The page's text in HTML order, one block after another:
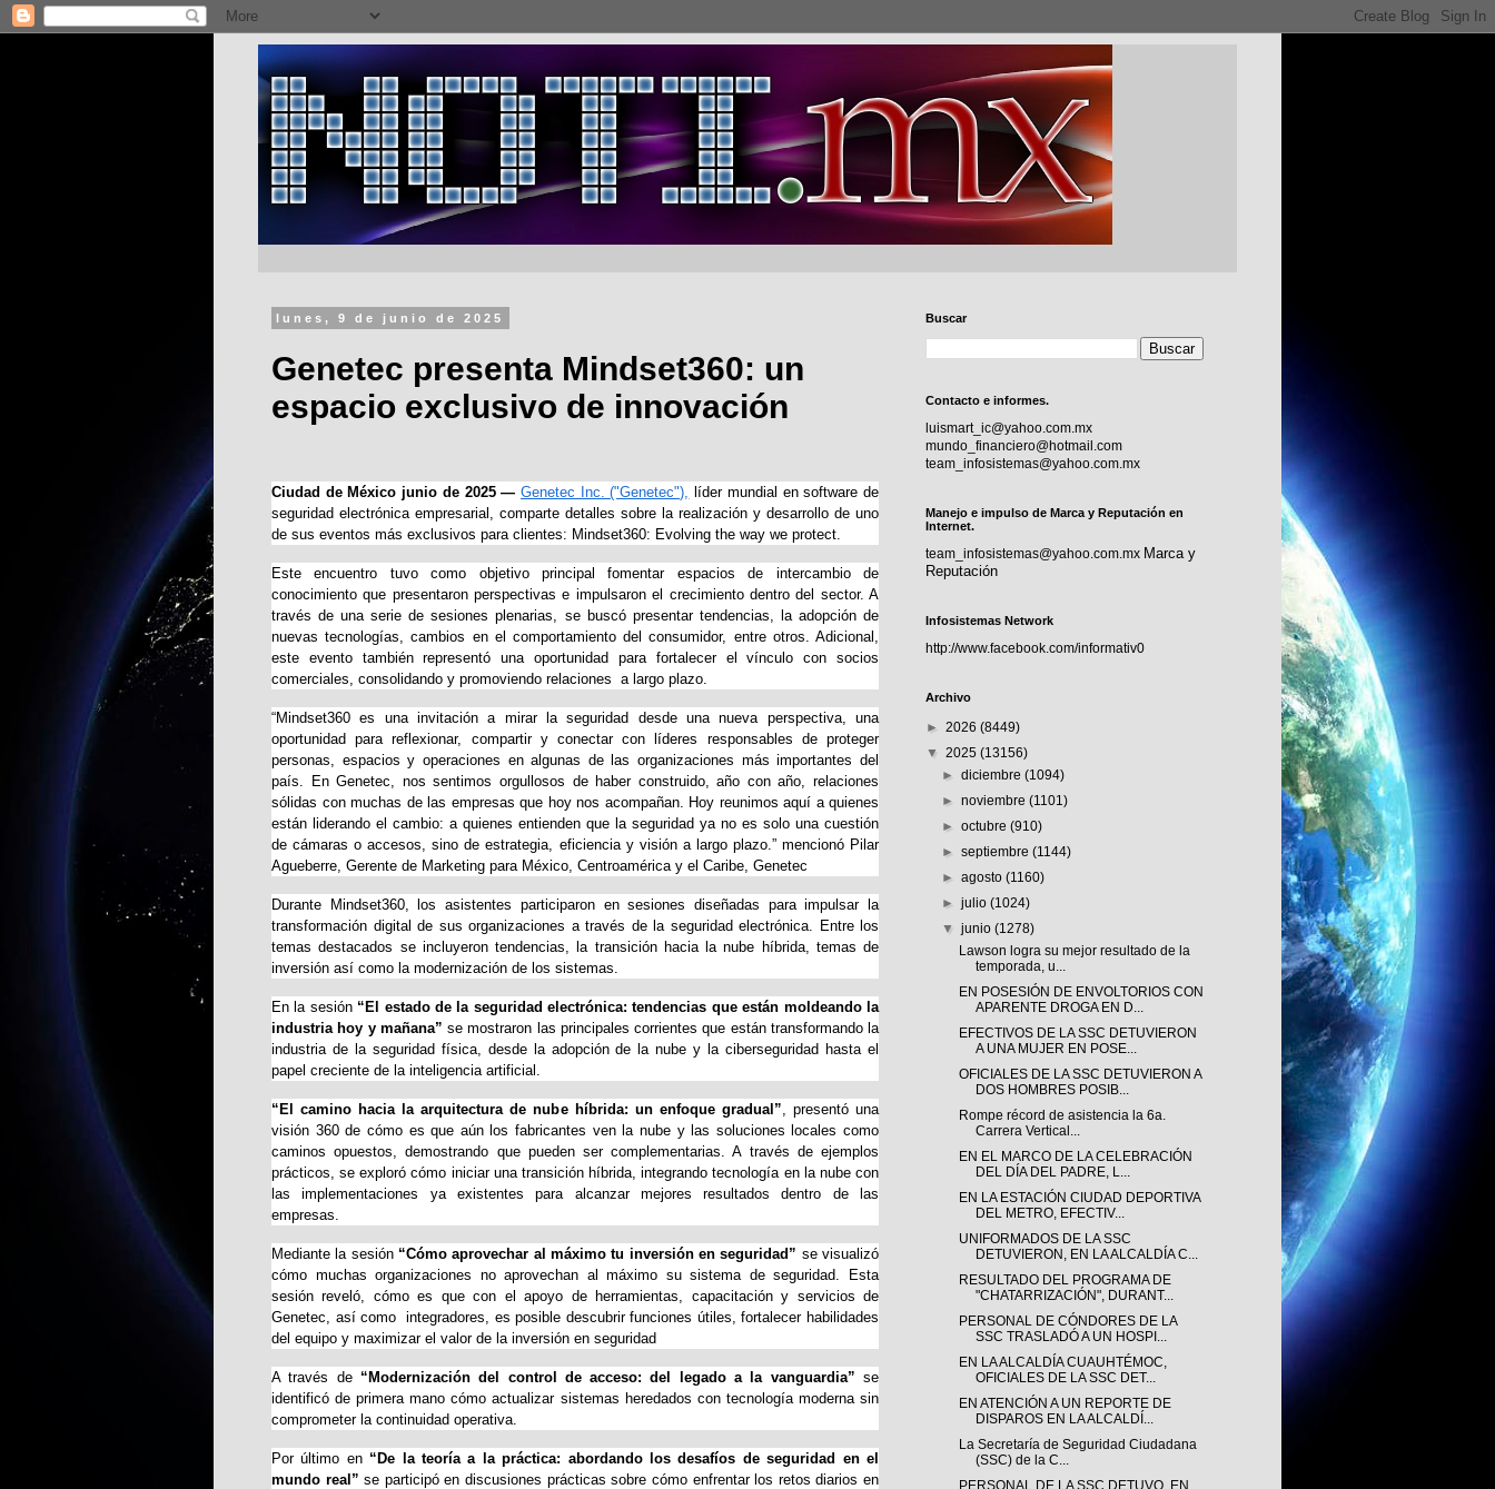
lunes, 9 de junio de 2025
Genetec presenta Mindset360: un
espacio exclusivo de innovación
Ciudad de México junio de 2025 — Genetec Inc. ("Genetec"), líder mundial en software de
seguridad electrónica empresarial, comparte detalles sobre la realización y desarrollo de uno
de sus eventos más exclusivos para clientes: Mindset360: Evolving the way we protect.
Este encuentro tuvo como objetivo principal fomentar espacios de intercambio de
conocimiento que presentaron perspectivas e impulsaron el crecimiento dentro del sector. A
través de una serie de sesiones plenarias, se buscó presentar tendencias, la adopción de
nuevas tecnologías, cambios en el comportamiento del consumidor, entre otros. Adicional,
este evento también representó una oportunidad para fortalecer el vínculo con socios
comerciales, consolidando y promoviendo relaciones a largo plazo.
“Mindset360 es una invitación a mirar la seguridad desde una nueva perspectiva, una
oportunidad para reflexionar, compartir y conectar con líderes responsables de proteger
personas, espacios y operaciones en algunas de las organizaciones más importantes del
país. En Genetec, nos sentimos orgullosos de haber construido, año con año, relaciones
sólidas con muchas de las empresas que hoy nos acompañan. Hoy reunimos aquí a quienes
están liderando el cambio: a quienes entienden que la seguridad ya no es solo una cuestión
de cámaras o accesos, sino de estrategia, eficiencia y visión a largo plazo.” mencionó Pilar
Agueberre, Gerente de Marketing para México, Centroamérica y el Caribe, Genetec
Durante Mindset360, los asistentes participaron en sesiones diseñadas para impulsar la
transformación digital de sus organizaciones a través de la seguridad electrónica. Entre los
temas destacados se incluyeron tendencias, la transición hacia la nube híbrida, temas de
inversión así como la modernización de los sistemas.
En la sesión“El estado de la seguridad electrónica: tendencias que están moldeando la
industria hoy y mañana” se mostraron las principales corrientes que están transformando la
industria de la seguridad física, desde la adopción de la nube y la ciberseguridad hasta el
papel creciente de la inteligencia artificial.
“El camino hacia la arquitectura de nube híbrida: un enfoque gradual” , presentó una
visión 360 de cómo es que aún los fabricantes ven la nube y las soluciones locales como
caminos opuestos, demostrando que pueden ser complementarias. A través de ejemplos
prácticos, se exploró cómo iniciar una transición híbrida, integrando tecnología en la nube con
las implementaciones ya existentes para alcanzar mejores resultados dentro de las
empresas.
Mediante la sesión “Cómo aprovechar al máximo tu inversión en seguridad” se visualizó
cómo muchas organizaciones no aprovechan al máximo su sistema de seguridad. Esta
sesión reveló, cómo es que con el apoyo de herramientas, capacitación y servicios de
Genetec, así como integradores, es posible descubrir funciones útiles, fortalecer habilidades
del equipo y maximizar el valor de la inversión en seguridad
A través de “Modernización del control de acceso: del legado a la vanguardia”se
identificó de primera mano cómo actualizar sistemas heredados con tecnología moderna sin
comprometer la continuidad operativa.
Por último en“De la teoría a la práctica: abordando los desafíos de seguridad en el
mundo real”se participó en discusiones prácticas sobre cómo enfrentar los retos diarios en
Buscar
Contacto e informes.
luismart_ic@yahoo.com.mx
mundo_financiero@hotmail.com
team_infosistemas@yahoo.com.mx
Manejo e impulso de Marca y Reputación en
Internet.
team_infosistemas@yahoo.com.mx Marca y
Reputación
Infosistemas Network
http://www.facebook.com/informativ0
Archivo
► 2026 (8449)
▼ 2025 (13156)
►diciembre(1094)
►noviembre(1101)
►octubre(910)
►septiembre(1144)
►agosto(1160)
►julio(1024)
▼junio(1278)
Lawson logra su mejor resultado de la
temporada, u...
EN POSESIÓN DE ENVOLTORIOS CON
APARENTE DROGA EN D...
EFECTIVOS DE LA SSC DETUVIERON
A UNA MUJER EN POSE...
OFICIALES DE LA SSC DETUVIERON A
DOS HOMBRES POSIB...
Rompe récord de asistencia la 6a.
Carrera Vertical...
EN EL MARCO DE LA CELEBRACIÓN
DEL DÍA DEL PADRE, L...
EN LA ESTACIÓN CIUDAD DEPORTIVA
DEL METRO, EFECTIV...
UNIFORMADOS DE LA SSC
DETUVIERON, EN LA ALCALDÍA C...
RESULTADO DEL PROGRAMA DE
"CHATARRIZACIÓN", DURANT...
PERSONAL DE CÓNDORES DE LA
SSC TRASLADÓ A UN HOSPI...
EN LA ALCALDÍA CUAUHTÉMOC,
OFICIALES DE LA SSC DET...
EN ATENCIÓN A UN REPORTE DE
DISPAROS EN LA ALCALDÍ...
La Secretaría de Seguridad Ciudadana
(SSC) de la C...
PERSONAL DE LA SSC DETUVO, EN